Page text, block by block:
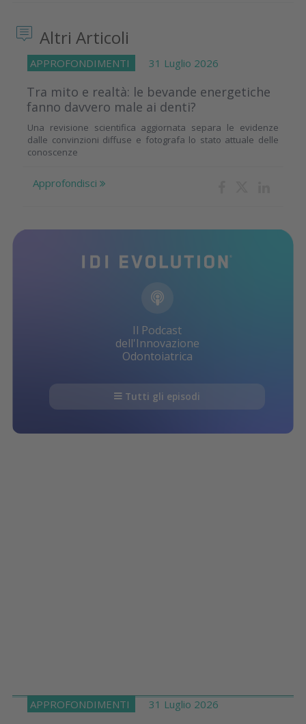
Altri Articoli
APPROFONDIMENTI 31 Luglio 2026
Tra mito e realtà: le bevande energetiche
fanno davvero male ai denti?
Una revisione scientifica aggiornata separa le evidenze
dalle convinzioni diffuse e fotografa lo stato attuale delle
conoscenze
Approfondisci
Il Podcast
dell'Innovazione
Odontoiatrica
Tutti gli episodi
APPROFONDIMENTI 31 Luglio 2026